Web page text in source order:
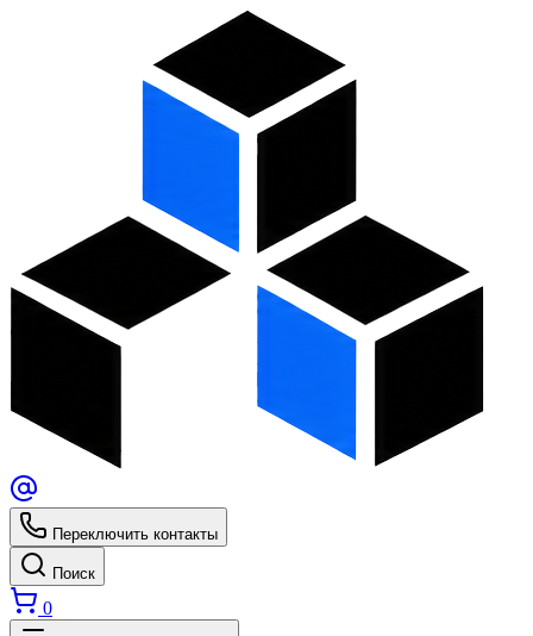
Переключить контакты
Поиск
0